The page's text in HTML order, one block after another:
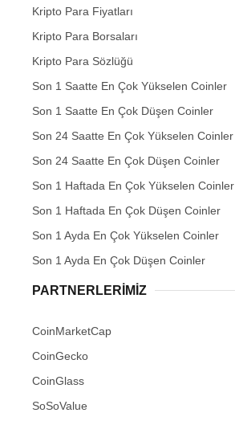
Kripto Para Fiyatları
Kripto Para Borsaları
Kripto Para Sözlüğü
Son 1 Saatte En Çok Yükselen Coinler
Son 1 Saatte En Çok Düşen Coinler
Son 24 Saatte En Çok Yükselen Coinler
Son 24 Saatte En Çok Düşen Coinler
Son 1 Haftada En Çok Yükselen Coinler
Son 1 Haftada En Çok Düşen Coinler
Son 1 Ayda En Çok Yükselen Coinler
Son 1 Ayda En Çok Düşen Coinler
PARTNERLERIMIZ
CoinMarketCap
CoinGecko
CoinGlass
SoSoValue